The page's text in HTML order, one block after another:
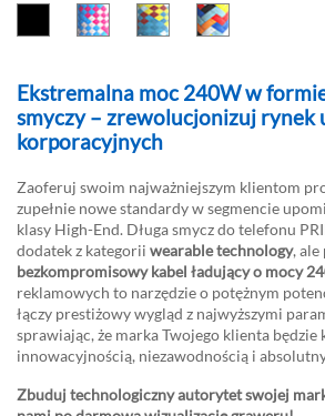
Ekstremalna moc 240W w
smyczy – zrewolucjonizuj rynek
korporacyjnych
Zaoferuj swoim najważniejszym klientom
zupełnie nowe standardy w segmencie
klasy High-End. Długa smycz do telefonu
dodatek z kategorii wearable technology, ale
bezkompromisowy kabel ładujący o mocy
reklamowych to narzędzie o potężnym
łączy prestiżowy wygląd z najwyższymi
sprawiając, że marka Twojego klienta będzie
innowacyjnością, niezawodnością i
Zbuduj technologiczny autorytet swojej